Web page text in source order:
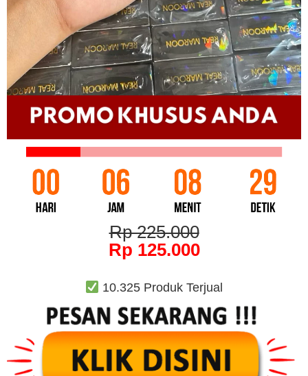
Rp 225.000
Rp 125.000
10.325 Produk Terjual